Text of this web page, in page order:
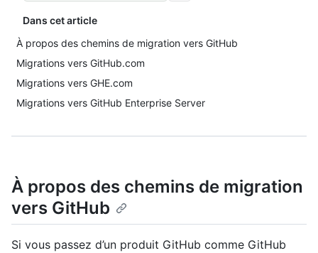
Dans cet article
À propos des chemins de migration vers GitHub
Migrations vers GitHub.com
Migrations vers GHE.com
Migrations vers GitHub Enterprise Server
À propos des chemins de migration
vers GitHub
Si vous passez d’un produit GitHub comme GitHub